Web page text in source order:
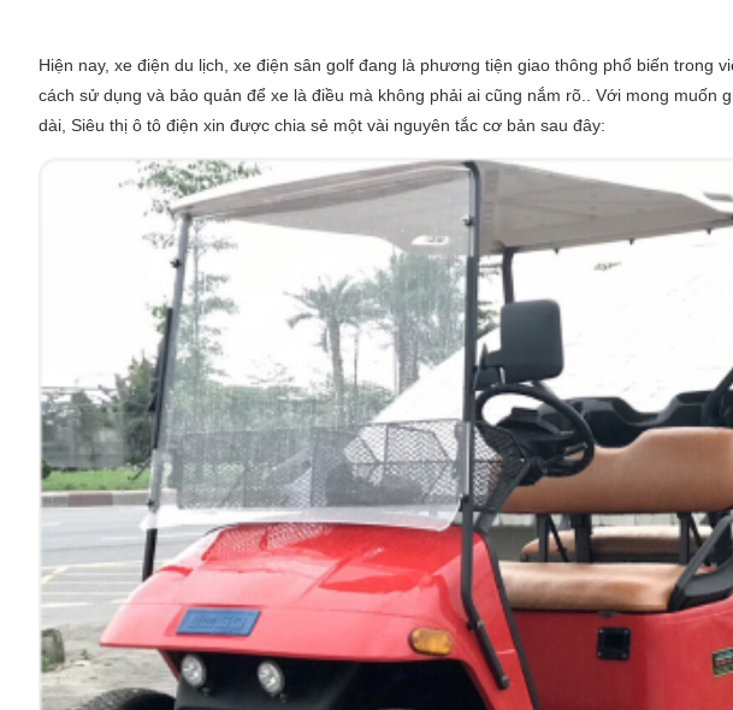
Hiện nay, xe điện du lịch, xe điện sân golf đang là phương tiện giao thông phổ biến trong
cách sử dụng và bảo quản để xe là điều mà không phải ai cũng nắm rõ.. Với mong muốn
dài, Siêu thị ô tô điện xin được chia sẻ một vài nguyên tắc cơ bản sau đây: